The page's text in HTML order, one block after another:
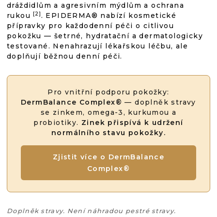
dráždidlům a agresivním mýdlům a ochrana
rukou[2]. EPIDERMA® nabízí kosmetické
přípravky pro každodenní péči o citlivou
pokožku — šetrné, hydratační a dermatologicky
testované. Nenahrazují lékařskou léčbu, ale
doplňují běžnou denní péči.
Pro vnitřní podporu pokožky:
DermBalance Complex® — doplněk stravy
se zinkem, omega-3, kurkumou a
probiotiky. Zinek přispívá k udržení
normálního stavu pokožky.
Zjistit více o DermBalance
Complex®
Doplněk stravy. Není náhradou pestré stravy.